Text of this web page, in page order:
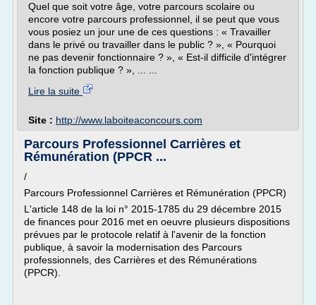
Quel que soit votre âge, votre parcours scolaire ou
encore votre parcours professionnel, il se peut que vous
vous posiez un jour une de ces questions : « Travailler
dans le privé ou travailler dans le public ? », « Pourquoi
ne pas devenir fonctionnaire ? », « Est-il difficile d'intégrer
la fonction publique ? », ... ...
Lire la suite
Site : http://www.laboiteaconcours.com
Parcours Professionnel Carrières et
Rémunération (PPCR ...
/
Parcours Professionnel Carrières et Rémunération (PPCR)
L'article 148 de la loi n° 2015-1785 du 29 décembre 2015
de finances pour 2016 met en oeuvre plusieurs dispositions
prévues par le protocole relatif à l'avenir de la fonction
publique, à savoir la modernisation des Parcours
professionnels, des Carrières et des Rémunérations
(PPCR).